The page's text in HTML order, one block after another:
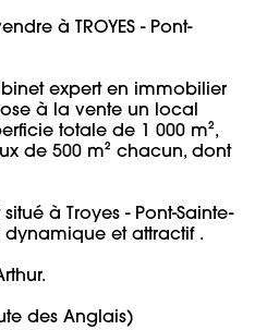
à TROYES - Pont-
expert en immobilier
à la vente un local
totale de 1 000 m²,
de 500 m² chacun, dont
à Troyes - Pont-Sainte-
dynamique et attractif .
des Anglais)